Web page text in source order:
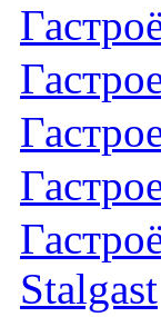
Stalgast